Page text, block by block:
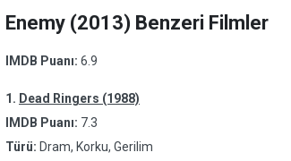
Enemy (2013) Benzeri Filmler
IMDB Puanı: 6.9
1. Dead Ringers (1988)
IMDB Puanı: 7.3
Türü: Dram, Korku, Gerilim